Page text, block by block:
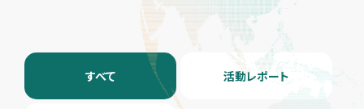
すべて 活動レポート